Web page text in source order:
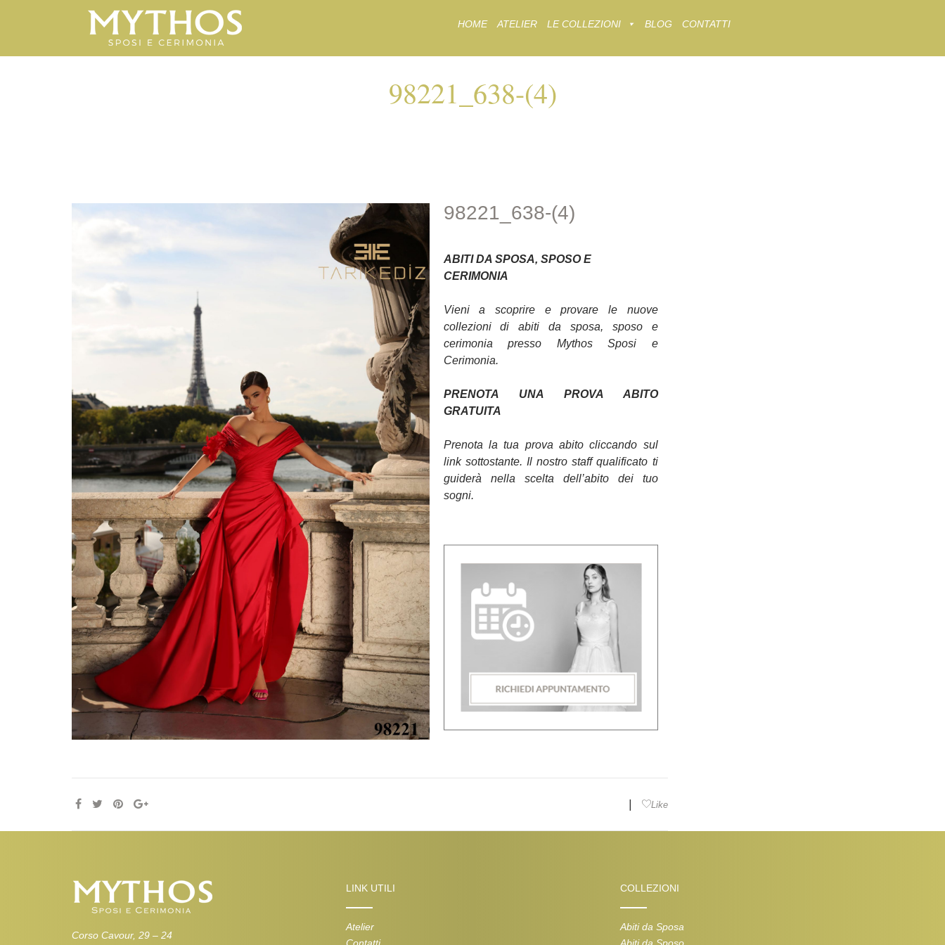
to
HOME ATELIER LE COLLEZIONI BLOG CONTATTI
98221_638-(4)
98221_638-(4)
ABITI DA SPOSA, SPOSO E
CERIMONIA
Vieni a scoprire e provare le nuove
collezioni di abiti da sposa, sposo e
cerimonia presso Mythos Sposi e
Cerimonia.
PRENOTA UNA PROVA ABITO
GRATUITA
Prenota la tua prova abito cliccando sul
link sottostante. Il nostro staff qualificato ti
guiderà nella scelta dell’abito dei tuo
sogni.
Like
Corso Cavour, 29 – 24
LINK UTILI
Atelier
COLLEZIONI
Abiti da Sposa